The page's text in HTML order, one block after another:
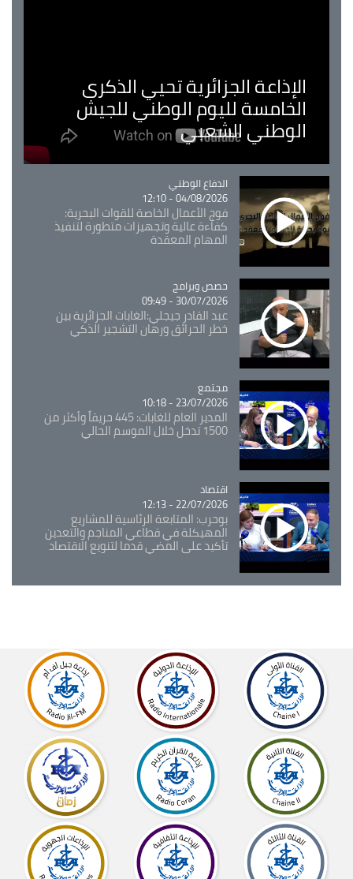
الإذاعة الجزائرية تحيي الذكرى
الخامسة لليوم الوطني للجيش
الوطني الشعبي
Catégorie
الدفاع الوطني
04/08/2026 - 12:10
فوج الأعمال الخاصة للقوات البحرية:
كفاءة عالية وتجهيزات متطورة لتنفيذ
المهام المعقدة
Catégorie
حصص وبرامج
30/07/2026 - 09:49
عبد القادر جيجلي:الغابات الجزائرية بين
خطر الحرائق ورهان التشجير الذكي
Catégorie
مجتمع
23/07/2026 - 10:18
المدير العام للغابات: 445 حريقاً وأكثر من
1500 تدخل خلال الموسم الحالي
Catégorie
اقتصاد
22/07/2026 - 12:13
بوحرب: المتابعة الرئاسية للمشاريع
المهيكلة في قطاعي المناجم والتعدين
تأكيد على المضي قدما لتنويع الاقتصاد